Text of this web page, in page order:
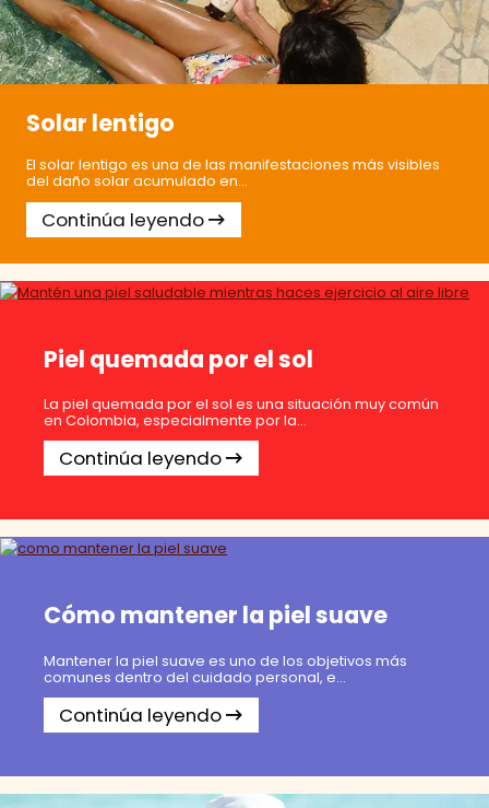
Solar lentigo
El solar lentigo es una de las manifestaciones más visibles
del daño solar acumulado en...
Continúa leyendo
Piel quemada por el sol
La piel quemada por el sol es una situación muy común
en Colombia, especialmente por la...
Continúa leyendo
Cómo mantener la piel suave
Mantener la piel suave es uno de los objetivos más
comunes dentro del cuidado personal, e...
Continúa leyendo